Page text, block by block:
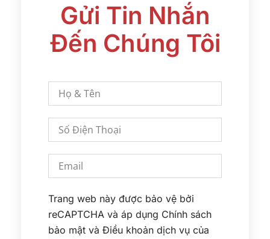
Gửi Tin Nhắn
Đến Chúng Tôi
Trang web này được bảo vệ bởi
reCAPTCHA và áp dụng Chính sách
bảo mật và Điều khoản dịch vụ của